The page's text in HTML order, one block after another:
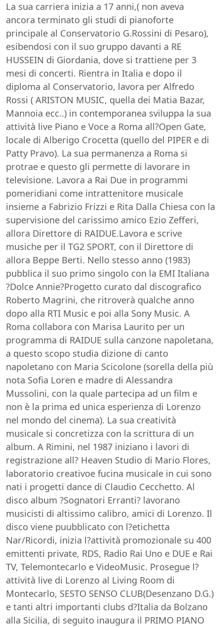
La sua carriera inizia a 17 anni,( non aveva
ancora terminato gli studi di pianoforte
principale al Conservatorio G.Rossini di Pesaro),
esibendosi con il suo gruppo davanti a RE
HUSSEIN di Giordania, dove si trattiene per 3
mesi di concerti. Rientra in Italia e dopo il
diploma al Conservatorio, lavora per Alfredo
Rossi ( ARISTON MUSIC, quella dei Matia Bazar,
Mannoia ecc..) in contemporanea sviluppa la sua
attività live Piano e Voce a Roma all?Open Gate,
locale di Alberigo Crocetta (quello del PIPER e di
Patty Pravo). La sua permanenza a Roma si
protrae e questo gli permette di lavorare in
televisione. Lavora a Rai Due in programmi
pomeridiani come intrattenitore musicale
insieme a Fabrizio Frizzi e Rita Dalla Chiesa con la
supervisione del carissimo amico Ezio Zefferi,
allora Direttore di RAIDUE.Lavora e scrive
musiche per il TG2 SPORT, con il Direttore di
allora Beppe Berti. Nello stesso anno (1983)
pubblica il suo primo singolo con la EMI Italiana
?Dolce Annie?Progetto curato dal discografico
Roberto Magrini, che ritroverà qualche anno
dopo alla RTI Music e poi alla Sony Music. A
Roma collabora con Marisa Laurito per un
programma di RAIDUE sulla canzone napoletana,
a questo scopo studia dizione di canto
napoletano con Maria Scicolone (sorella della più
nota Sofia Loren e madre di Alessandra
Mussolini, con la quale partecipa ad un film e
non è la prima ed unica esperienza di Lorenzo
nel mondo del cinema). La sua creatività
musicale si concretizza con la scrittura di un
album. A Rimini, nel 1987 iniziano i lavori di
registrazione all? Heaven Studio di Mario Flores,
laboratorio creativoe fucina musicale in cui sono
nati i progetti dance di Claudio Cecchetto. Al
disco album ?Sognatori Erranti? lavorano
musicisti di altissimo calibro, amici di Lorenzo. Il
disco viene puubblicato con l?etichetta
Nar/Ricordi, inizia l?attività promozionale su 400
emittenti private, RDS, Radio Rai Uno e DUE e Rai
TV, Telemontecarlo e VideoMusic. Prosegue l?
attività live di Lorenzo al Living Room di
Montecarlo, SESTO SENSO CLUB(Desenzano D.G.)
e tanti altri importanti clubs d?Italia da Bolzano
alla Sicilia, di seguito inaugura il PRIMO PIANO